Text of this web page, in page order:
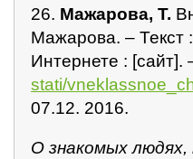
26. Мажарова, Т.
Мажарова. – Текст
Интернете : [сайт].
stati/
07.12. 2016.
О знакомых людях,